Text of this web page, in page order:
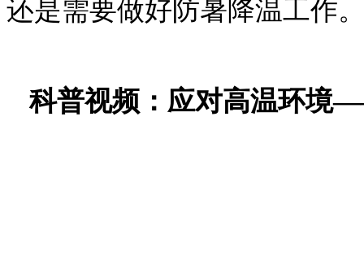
还是需要做好防暑降温工作
科普视频： 应对高温环境